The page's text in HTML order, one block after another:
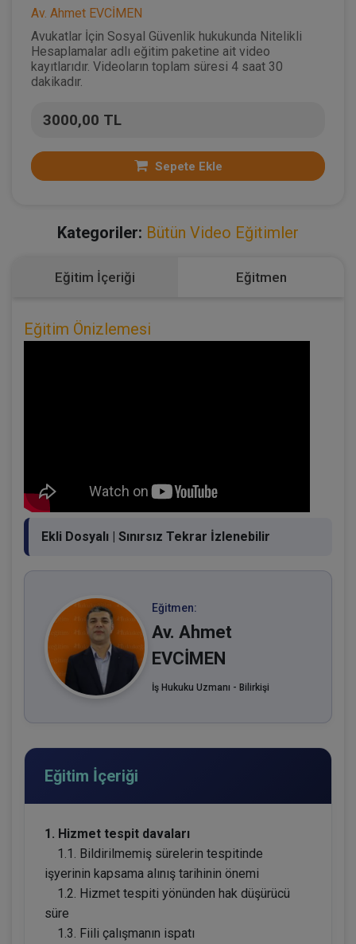
Av. Ahmet EVCİMEN
Avukatlar İçin Sosyal Güvenlik hukukunda Nitelikli
Hesaplamalar adlı eğitim paketine ait video
kayıtlarıdır. Videoların toplam süresi 4 saat 30
dakikadır.
3000,00 TL
Sepete Ekle
Kategoriler: Bütün Video Eğitimler
Eğitim İçeriği Eğitmen
Eğitim Önizlemesi
Ekli Dosyalı | Sınırsız Tekrar İzlenebilir
Eğitmen:
Av. Ahmet
EVCİMEN
İş Hukuku Uzmanı - Bilirkişi
Eğitim İçeriği
1. Hizmet tespit davaları
1.1. Bildirilmemiş sürelerin tespitinde
işyerinin kapsama alınış tarihinin önemi
1.2. Hizmet tespiti yönünden hak düşürücü
süre
1.3. Fiili çalışmanın ispatı